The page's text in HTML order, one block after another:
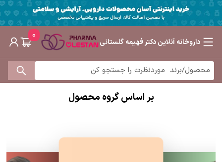
داروخانه آنلاین دکتر فهیمه گلستانی
0
بر اساس گروه محصول